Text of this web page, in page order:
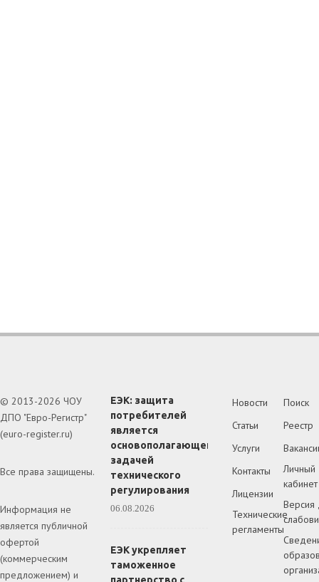
© 2013-2026 ЧОУ
ДПО "Евро-Регистр"
(euro-register.ru)
Все права защищены.
Информация не
является публичной
офертой
(коммерческим
предложением) и
ЕЭК: защита
потребителей
является
основополагающей
задачей
технического
регулирования
06.08.2026
ЕЭК укрепляет
таможенное
Новости
Статьи
Услуги
Контакты
Лицензии
Технические
регламенты
Поиск
Реестр
Личный
кабинет
Версия